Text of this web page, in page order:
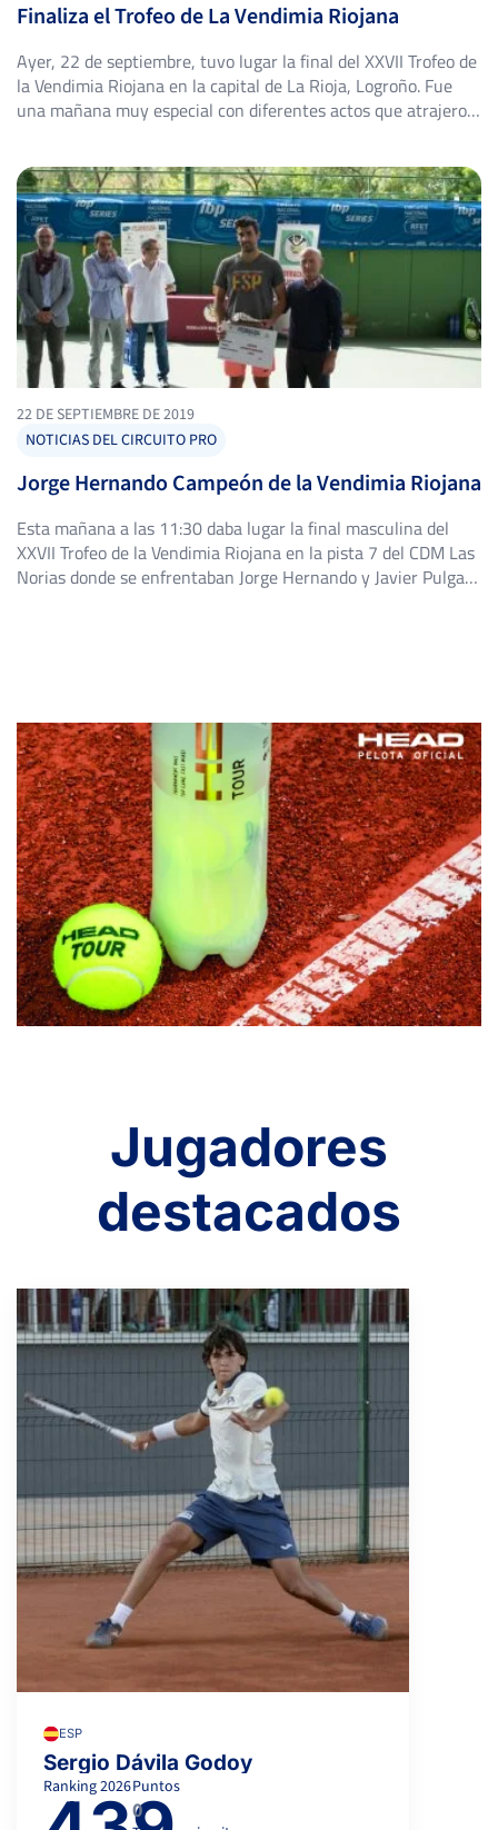
Finaliza el Trofeo de La Vendimia Riojana
Ayer, 22 de septiembre, tuvo lugar la final del XXVII Trofeo de
la Vendimia Riojana en la capital de La Rioja, Logroño. Fue
una mañana muy especial con diferentes actos que atrajeron
algunos […]
22 DE SEPTIEMBRE DE 2019
NOTICIAS DEL CIRCUITO PRO
Jorge Hernando Campeón de la Vendimia Riojana
Esta mañana a las 11:30 daba lugar la final masculina del
XXVII Trofeo de la Vendimia Riojana en la pista 7 del CDM Las
Norias donde se enfrentaban Jorge Hernando y Javier Pulgar.
Jugadores
destacados
ESP
Sergio Dávila Godoy
Ranking2026Puntos
0